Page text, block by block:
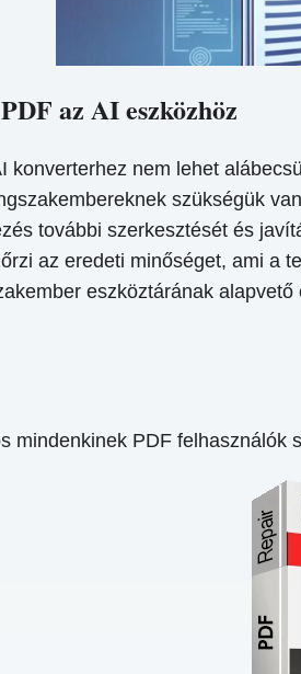
az AI eszközhöz
konverterhez nem lehet
szükségük
további szerkesztését és
az eredeti minőséget, ami a
eszköztárának
mindenkinek PDF felhasználók